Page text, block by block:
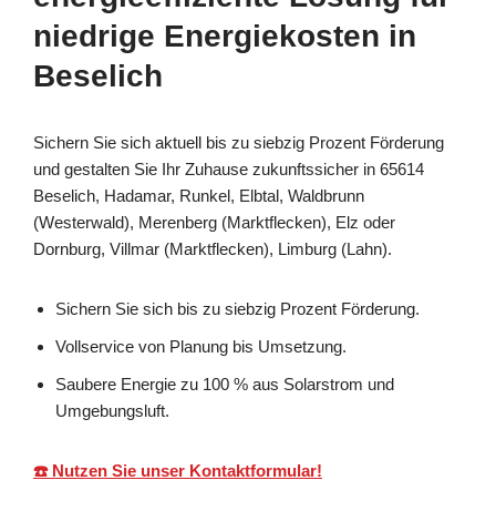
niedrige Energiekosten in
Beselich
Sichern Sie sich aktuell bis zu siebzig Prozent Förderung
und gestalten Sie Ihr Zuhause zukunftssicher in 65614
Beselich, Hadamar, Runkel, Elbtal, Waldbrunn
(Westerwald), Merenberg (Marktflecken), Elz oder
Dornburg, Villmar (Marktflecken), Limburg (Lahn).
Sichern Sie sich bis zu siebzig Prozent Förderung.
Vollservice von Planung bis Umsetzung.
Saubere Energie zu 100 % aus Solarstrom und
Umgebungsluft.
☎️ Nutzen Sie unser Kontaktformular!